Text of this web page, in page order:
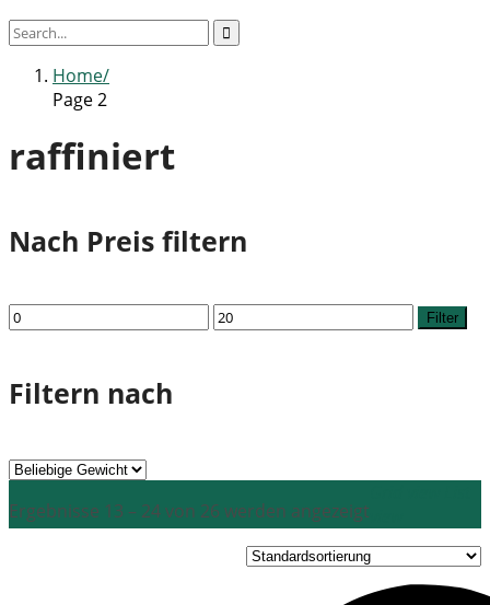
Home
Page 2
raffiniert
Nach Preis filtern
Min.
Preis
Max.
Preis
Filter
Filtern nach
Ergebnisse 13 – 24 von 26 werden angezeigt